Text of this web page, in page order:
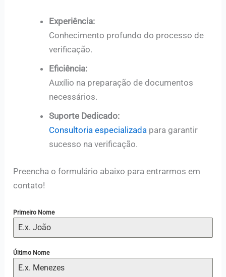
Experiência:
Conhecimento profundo do processo de
verificação.
Eficiência:
Auxílio na preparação de documentos
necessários.
Suporte Dedicado:
Consultoria especializada para garantir
sucesso na verificação.
Preencha o formulário abaixo para entrarmos em
contato!
Primeiro Nome
Último Nome